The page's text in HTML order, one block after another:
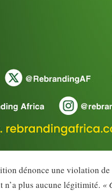
dénonce une violation
plus aucune légitimité. «